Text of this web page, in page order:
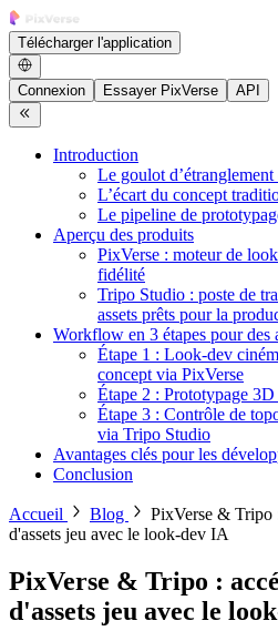
Télécharger l'application
Connexion Essayer PixVerse API
Introduction
Le goulot
L’écart du concept
Le pipeline de
Aperçu des produits
PixVerse : moteur de
fidélité
Tripo Studio : poste de
assets prêts pour la
Workflow en 3 étapes pour des
Étape 1 : Look-dev
concept via PixVerse
Étape 2 : Prototypage
Étape 3 : Contrôle de
via Tripo Studio
Avantages clés pour les
Conclusion
Accueil Blog
PixVerse & Tripo
d'assets jeu avec le look-dev IA
PixVerse & Tripo :
d'assets jeu avec le